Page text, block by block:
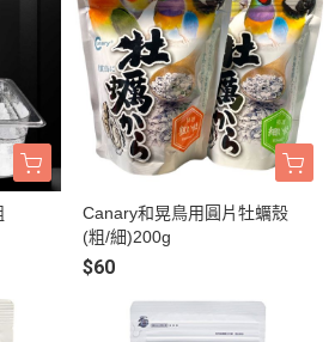
Canary和晃鳥用圓片牡蠣殼
(粗/細)200g
$60